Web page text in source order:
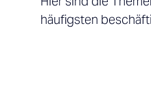
häufigsten